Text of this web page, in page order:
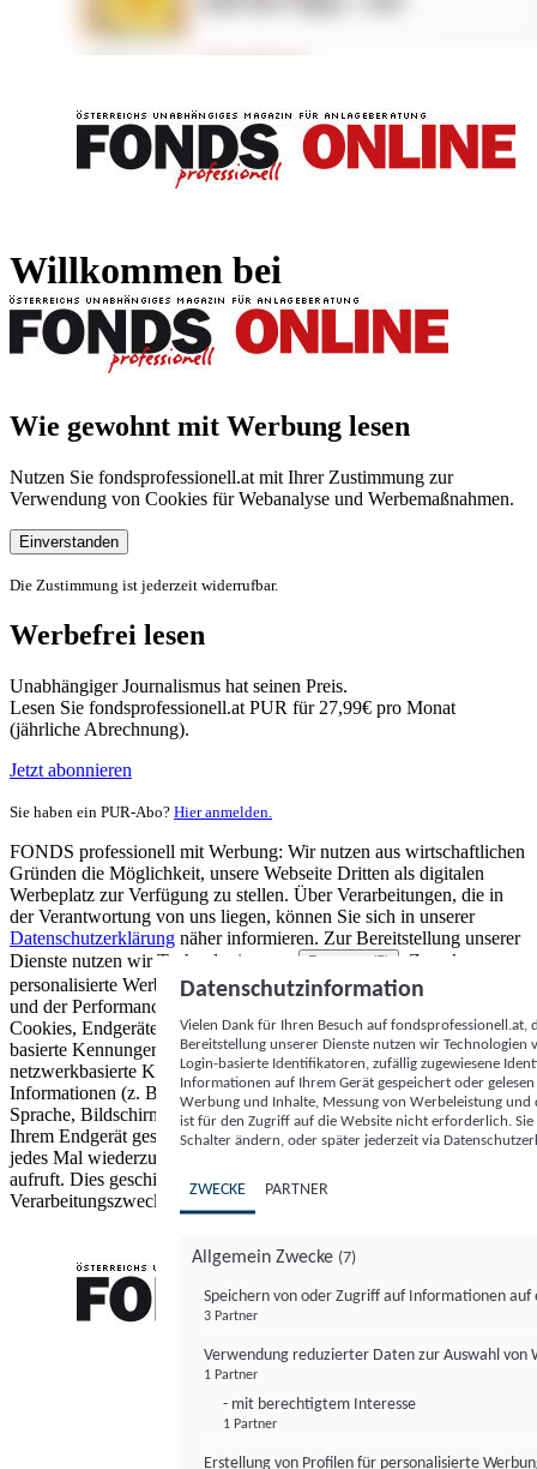
Willkommen bei
Wie gewohnt mit Werbung lesen
Nutzen Sie fondsprofessionell.at mit Ihrer Zustimmung zur
Verwendung von Cookies für Webanalyse und Werbemaßnahmen.
Einverstanden
Die Zustimmung ist jederzeit widerrufbar.
Werbefrei lesen
Unabhängiger Journalismus hat seinen Preis.
Lesen Sie fondsprofessionell.at PUR für 27,99€ pro Monat
(jährliche Abrechnung).
Jetzt abonnieren
Sie haben ein PUR-Abo? Hier anmelden.
FONDS professionell mit Werbung: Wir nutzen aus wirtschaftlichen
Gründen die Möglichkeit, unsere Webseite Dritten als digitalen
Werbeplatz zur Verfügung zu stellen. Über Verarbeitungen, die in
der Verantwortung von uns liegen, können Sie sich in unserer
Datenschutzerklärung näher informieren. Zur Bereitstellung unserer
Dienste nutzen wir Technologien von
Partnern (5)
. Zwecke:
personalisierte Werbung und Inhalte, Messung von Werbeleistung
und der Performance von Inhalten sowie Zielgruppenforschung.
Cookies, Endgeräte- oder ähnliche Online-Kennungen (z. B. login-
basierte Kennungen, zufällig generierte Kennungen,
netzwerkbasierte Kennungen) können zusammen mit anderen
Informationen (z. B. Browsertyp und Browserinformationen,
Sprache, Bildschirmgröße, unterstützte Technologien usw.) auf
Ihrem Endgerät gespeichert oder von dort ausgelesen werden, um es
jedes Mal wiederzuerkennen, wenn es eine App oder einer Webseite
aufruft. Dies geschieht für einen oder mehrere der hier aufgeführten
Verarbeitungszwecke.
Datenschutzinformation
Vielen Dank für Ihren Besuch auf
Bereitstellung unserer Dienste nutzen wir Technologien
Login-basierte Identifikatoren, zufällig zugewiesene
Informationen auf Ihrem Gerät gespeichert oder
Werbung und Inhalte, Messung von Werbeleistung
ist für den Zugriff auf die Website nicht erforderlich.
Schalter ändern, oder später jederzeit via
ZWECKE PARTNER
Allgemein Zwecke (7)
Speichern von oder Zugriff auf Informationen auf
3 Partner
Verwendung reduzierter Daten zur Auswahl von
1 Partner
- mit berechtigtem Interesse
1 Partner
Erstellung von Profilen für personalisierte
FONDS professionell